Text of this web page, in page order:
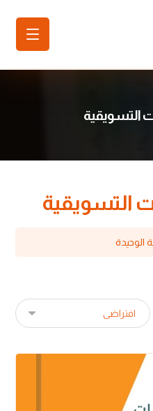
التسويقية
التسويقية
الوحيدة